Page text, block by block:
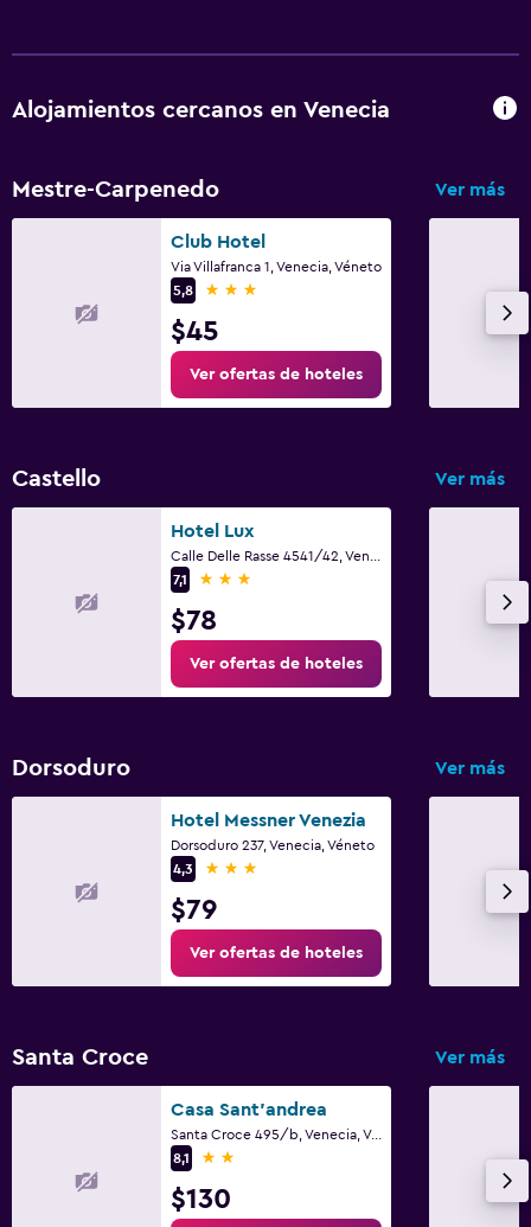
Alojamientos cercanos en Venecia
Mestre-Carpenedo Ver más
Club Hotel
Via Villafranca 1, Venecia, Véneto
5,8
3 estrellas
$45
Ver ofertas de hoteles
Castello Ver más
Hotel Lux
7,1
3 estrellas
$78
Ver ofertas de hoteles
Dorsoduro Ver más
Hotel Messner Venezia
Dorsoduro 237, Venecia, Véneto
4,3
3 estrellas
$79
Ver ofertas de hoteles
Santa Croce Ver más
Casa Sant'andrea
Santa Croce 495/b, Venecia, Véneto
8,1
2 estrellas
$130